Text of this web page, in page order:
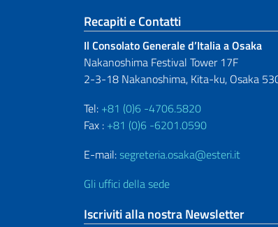
Sezione footer
Recapiti e Contatti
Il Consolato Generale d’Italia a Osaka
Nakanoshima Festival Tower 17F
2-3-18 Nakanoshima, Kita-ku, Osaka
Tel: +81 (0)6 -4706.5820
Fax : +81 (0)6 -6201.0590
E-mail:segreteria.osaka@esteri.it
Gli uffici della sede
Iscriviti alla nostra Newsletter